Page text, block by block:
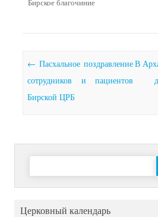
Бирское благочиние
Почтовая навигация
← Пасхальное поздравление
сотрудников и пациентов
Бирской ЦРБ
В
Найти:
Церковный календарь